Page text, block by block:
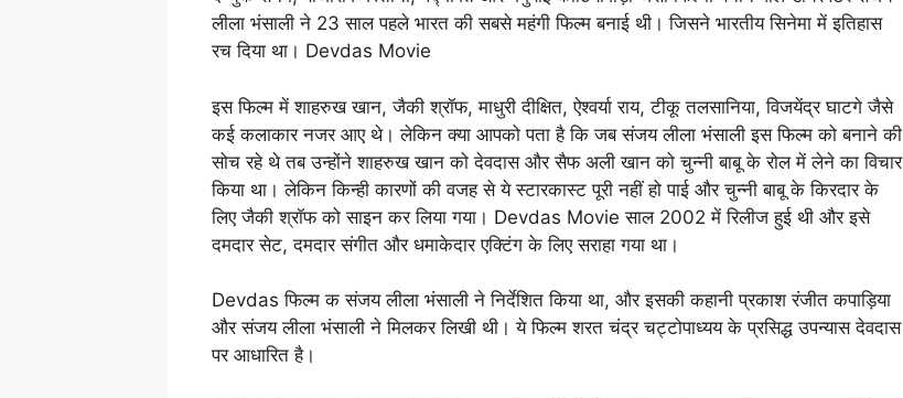
लीला भंसाली ने 23 साल पहले भारत की सबसे महंगी फिल्म बनाई थी। जिसने भारतीय सिनेमा में इतिहास
रच दिया था। Devdas Movie
इस फिल्म में शाहरुख खान, जैकी श्रॉफ, माधुरी दीक्षित, ऐश्वर्या राय, टीकू तलसानिया, विजयेंद्र घाटगे जैसे
कई कलाकार नजर आए थे। लेकिन क्या आपको पता है कि जब संजय लीला भंसाली इस फिल्म को बनाने की
सोच रहे थे तब उन्होंने शाहरुख खान को देवदास और सैफ अली खान को चुन्नी बाबू के रोल में लेने का विचार
किया था। लेकिन किन्ही कारणों की वजह से ये स्टारकास्ट पूरी नहीं हो पाई और चुन्नी बाबू के किरदार के
लिए जैकी श्रॉफ को साइन कर लिया गया। Devdas Movie साल 2002 में रिलीज हुई थी और इसे
दमदार सेट, दमदार संगीत और धमाकेदार एक्टिंग के लिए सराहा गया था।
Devdas फिल्म क संजय लीला भंसाली ने निर्देशित किया था, और इसकी कहानी प्रकाश रंजीत कपाड़िया
और संजय लीला भंसाली ने मिलकर लिखी थी। ये फिल्म शरत चंद्र चट्टोपाध्यय के प्रसिद्ध उपन्यास देवदास
पर आधारित है।